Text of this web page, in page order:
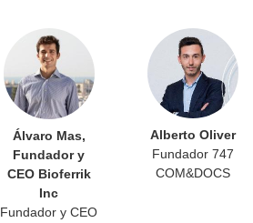
Álvaro Mas,
Fundador y
CEO Bioferrik
Inc
Fundador y CEO
Alberto Oliver
Fundador 747
COM&DOCS